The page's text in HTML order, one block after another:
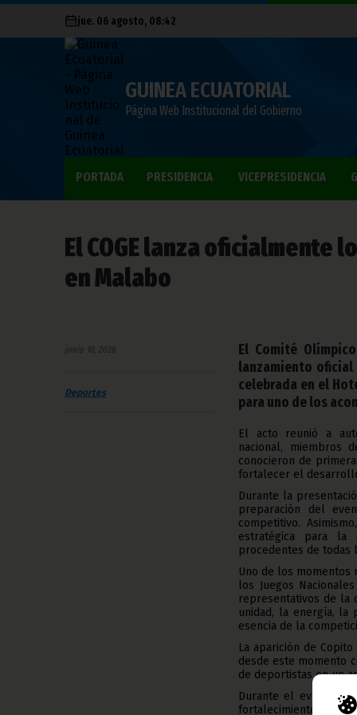
jue. 06 agosto, 08:42
GUINEA ECUATORIAL
Página Web Institucional del Gobierno
PORTADA PRESIDENCIA VICEPRESIDENCIA
El COGE lanza oficialmente
en Malabo
junio 10, 2026
Deportes
El Comité
lanzamiento oficial
celebrada en el
para uno de los
El acto reunió a
nacional, miembros
conocieron de
fortalecer el
Durante la
preparación del
competitivo.
estratégica para la
procedentes de todas
Uno de los momentos
los Juegos
representativos de la
unidad, la energía, la
esencia de la
La aparición de
desde este momento
de deportistas en un
Durante el evento
fortalecimiento del